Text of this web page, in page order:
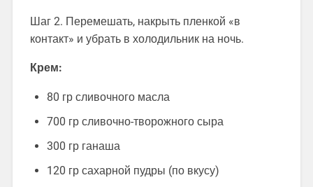
Шаг 2. Перемешать, накрыть пленкой «в
контакт» и убрать в холодильник на ночь.
Крем:
80 гр сливочного масла
700 гр сливочно-творожного сыра
300 гр ганаша
120 гр сахарной пудры (по вкусу)